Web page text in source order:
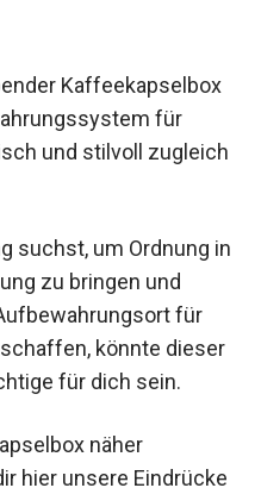
Kaffeekapselbox
für
und stilvoll zugleich
suchst, um Ordnung in
zu bringen und
für
könnte dieser
für dich sein.
näher
hier unsere Eindrücke